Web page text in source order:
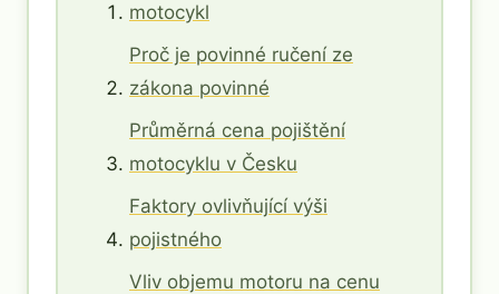
motocykl
Proč je povinné ručení ze
zákona povinné
Průměrná cena pojištění
motocyklu v Česku
Faktory ovlivňující výši
pojistného
Vliv objemu motoru na cenu